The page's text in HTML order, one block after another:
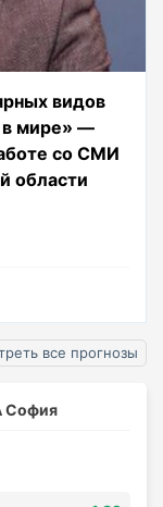
видов
в мире» —
со СМИ
области
все прогнозы
София